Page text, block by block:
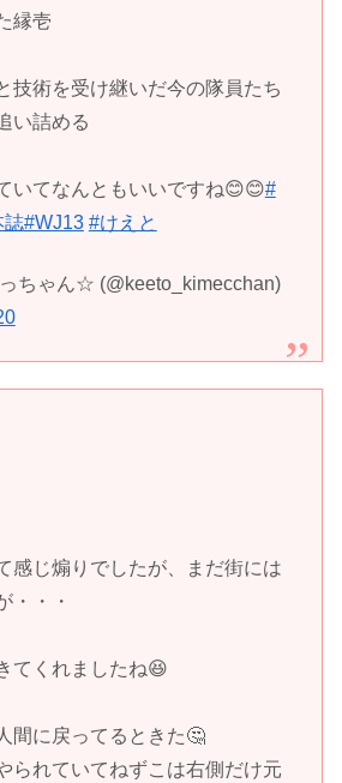
縁壱
技術を受け継いだ今の隊員たち
い詰める
いてなんともいいですね😊😊#
誌#WJ13 #けえと
ちゃん☆ (@keeto_kimecchan)
感じ煽りでしたが、まだ街には
・・・
てくれましたね😆
間に戻ってるときた🤔
られていてねずこは右側だけ元